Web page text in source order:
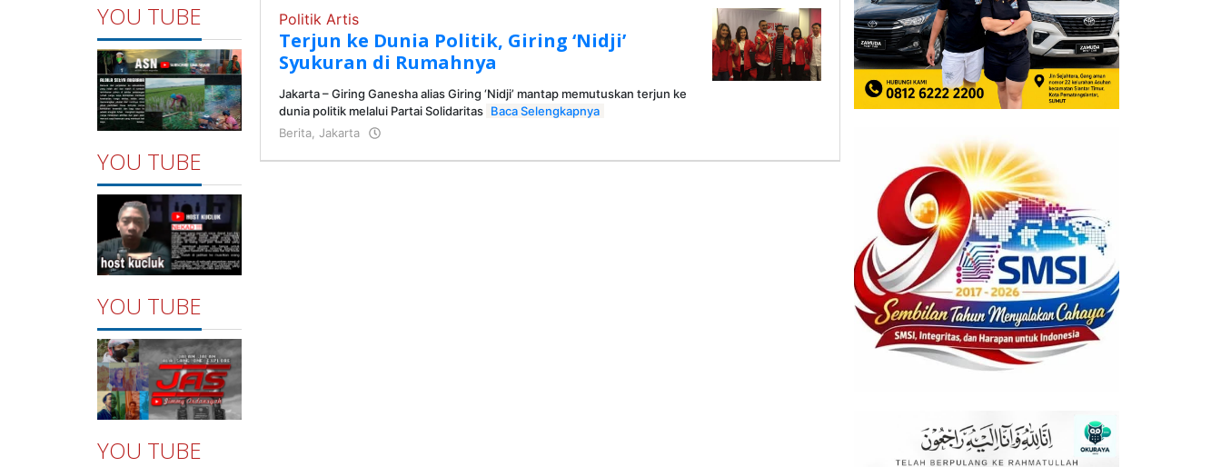
YOU TUBE
YOU TUBE
YOU TUBE
YOU TUBE
Politik Artis
Terjun ke Dunia Politik, Giring ‘Nidji’
Syukuran di Rumahnya
Jakarta – Giring Ganesha alias Giring ‘Nidji’ mantap memutuskan terjun ke
dunia politik melalui Partai Solidaritas Baca Selengkapnya
Berita, Jakarta